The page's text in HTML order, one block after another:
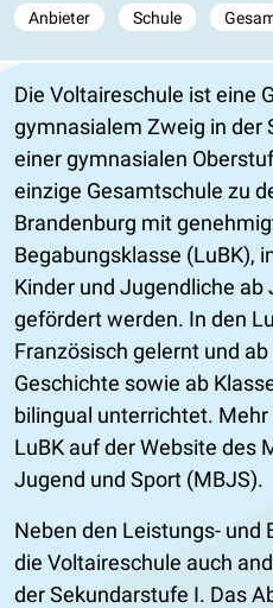
Anbieter Schule
Die Voltaireschule ist eine
gymnasialem Zweig in der
einer gymnasialen
einzige Gesamtschule zu
Brandenburg mit
Begabungsklasse (LuBK),
Kinder und Jugendliche
gefördert werden. In den
Französisch gelernt und
Geschichte sowie ab
bilingual unterrichtet.
LuBK auf der Website des
Jugend und Sport (MBJS).
Neben den Leistungs- und
die Voltaireschule auch
der Sekundarstufe I. Das